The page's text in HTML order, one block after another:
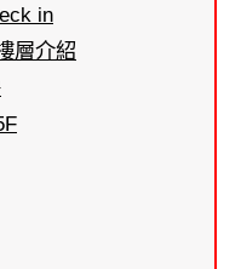
in
層介紹